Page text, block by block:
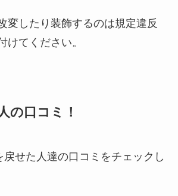
変したり装飾するのは規定違反
けてください。
の口コミ！
せた人達の口コミをチェックし